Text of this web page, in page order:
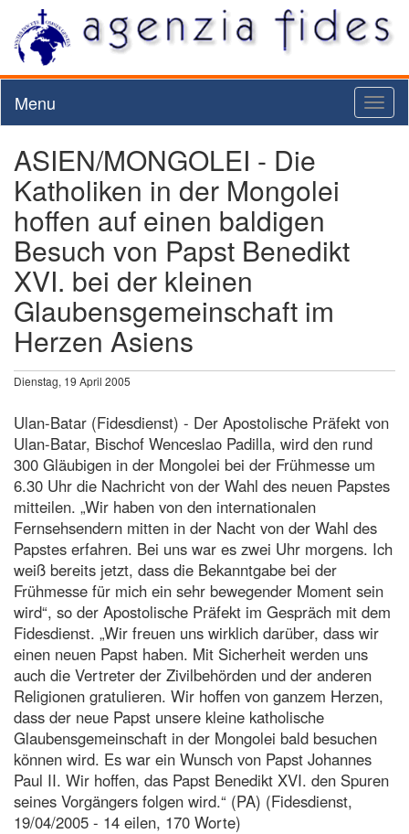
Menu
ASIEN/MONGOLEI - Die
Katholiken in der Mongolei
hoffen auf einen baldigen
Besuch von Papst Benedikt
XVI. bei der kleinen
Glaubensgemeinschaft im
Herzen Asiens
Dienstag, 19 April 2005
Ulan-Batar (Fidesdienst) - Der Apostolische Präfekt von
Ulan-Batar, Bischof Wenceslao Padilla, wird den rund
300 Gläubigen in der Mongolei bei der Frühmesse um
6.30 Uhr die Nachricht von der Wahl des neuen Papstes
mitteilen. „Wir haben von den internationalen
Fernsehsendern mitten in der Nacht von der Wahl des
Papstes erfahren. Bei uns war es zwei Uhr morgens. Ich
weiß bereits jetzt, dass die Bekanntgabe bei der
Frühmesse für mich ein sehr bewegender Moment sein
wird“, so der Apostolische Präfekt im Gespräch mit dem
Fidesdienst. „Wir freuen uns wirklich darüber, dass wir
einen neuen Papst haben. Mit Sicherheit werden uns
auch die Vertreter der Zivilbehörden und der anderen
Religionen gratulieren. Wir hoffen von ganzem Herzen,
dass der neue Papst unsere kleine katholische
Glaubensgemeinschaft in der Mongolei bald besuchen
können wird. Es war ein Wunsch von Papst Johannes
Paul II. Wir hoffen, das Papst Benedikt XVI. den Spuren
seines Vorgängers folgen wird.“ (PA) (Fidesdienst,
19/04/2005 - 14 eilen, 170 Worte)